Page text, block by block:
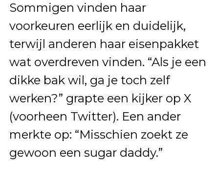
Sommigen vinden haar
voorkeuren eerlijk en duidelijk,
terwijl anderen haar eisenpakket
wat overdreven vinden. “Als je een
dikke bak wil, ga je toch zelf
werken?” grapte een kijker op X
(voorheen Twitter). Een ander
merkte op: “Misschien zoekt ze
gewoon een sugar daddy.”